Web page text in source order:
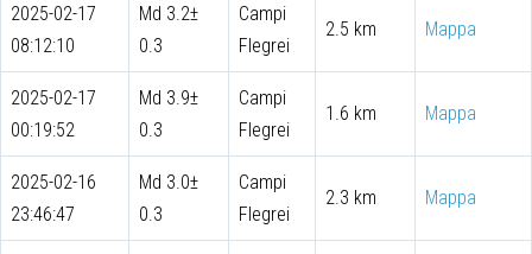
2025-02-17
08:12:10
Md 3.2±
0.3
Campi
Flegrei
2.5 km Mappa
2025-02-17
00:19:52
Md 3.9±
0.3
Campi
Flegrei
1.6 km Mappa
2025-02-16
23:46:47
Md 3.0±
0.3
Campi
Flegrei
2.3 km Mappa